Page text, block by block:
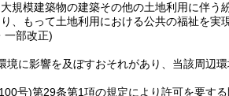
規模建築物の建築その他の土地利用に伴
、もって土地利用における公共の福祉を実
一部改正)
境に影響を及ぼすおそれがあり、当該周辺
号)第29条第1項の規定により許可を要す